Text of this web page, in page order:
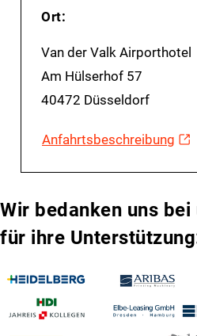
Ort:
Van der Valk Airporthotel
Am Hülserhof 57
40472 Düsseldorf
Anfahrtsbeschreibung
Wir bedanken uns
für ihre